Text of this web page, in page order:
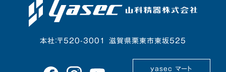
本社：〒520-3001 滋賀県栗東市東坂525
yasec マート